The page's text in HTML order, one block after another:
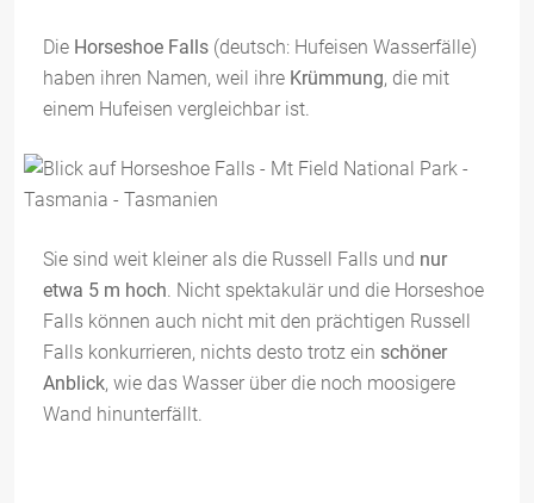
Die Horseshoe Falls (deutsch: Hufeisen Wasserfälle)
haben ihren Namen, weil ihre Krümmung, die mit
einem Hufeisen vergleichbar ist.
Sie sind weit kleiner als die Russell Falls und nur
etwa 5 m hoch . Nicht spektakulär und die Horseshoe
Falls können auch nicht mit den prächtigen Russell
Falls konkurrieren, nichts desto trotz ein schöner
Anblick, wie das Wasser über die noch moosigere
Wand hinunterfällt.